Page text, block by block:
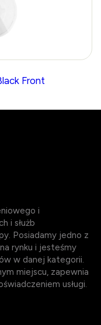
Front
i
i służb
Posiadamy jedno z
rynku i jesteśmy
w danej kategorii.
miejscu, zapewnia
usługi.